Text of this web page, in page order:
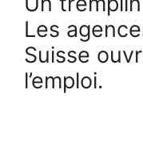
Les
Suisse
l’emploi.